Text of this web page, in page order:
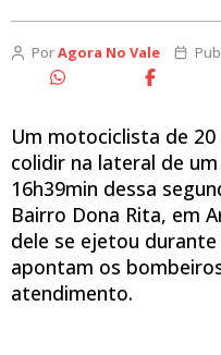
PorAgora No Vale
Um motociclista de
colidir na lateral de
16h39min dessa
Bairro Dona Rita, em
dele se ejetou
apontam os
atendimento.